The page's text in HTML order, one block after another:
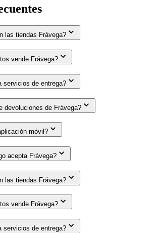
las tiendas Frávega?
vende Frávega?
servicios de entrega?
devoluciones de Frávega?
móvil?
acepta Frávega?
las tiendas Frávega?
vende Frávega?
servicios de entrega?